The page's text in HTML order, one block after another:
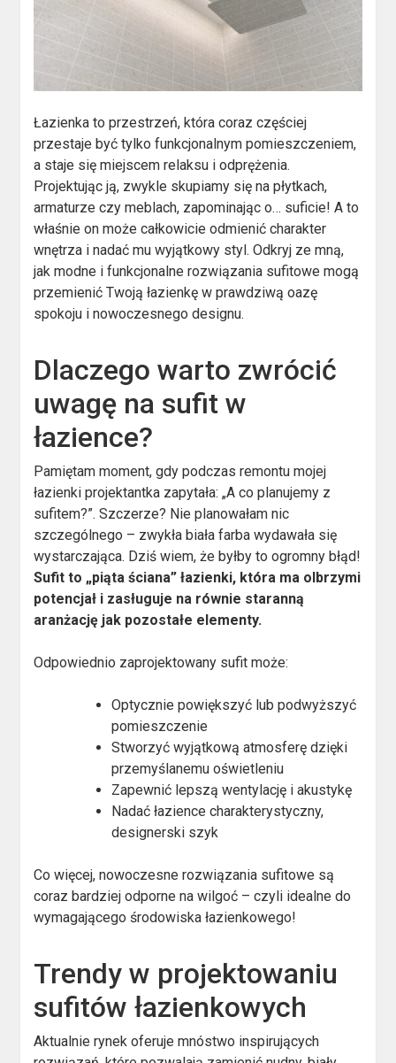
Łazienka to przestrzeń, która coraz częściej
przestaje być tylko funkcjonalnym pomieszczeniem,
a staje się miejscem relaksu i odprężenia.
Projektując ją, zwykle skupiamy się na płytkach,
armaturze czy meblach, zapominając o… suficie! A to
właśnie on może całkowicie odmienić charakter
wnętrza i nadać mu wyjątkowy styl. Odkryj ze mną,
jak modne i funkcjonalne rozwiązania sufitowe mogą
przemienić Twoją łazienkę w prawdziwą oazę
spokoju i nowoczesnego designu.
Dlaczego warto zwrócić
uwagę na sufit w
łazience?
Pamiętam moment, gdy podczas remontu mojej
łazienki projektantka zapytała: „A co planujemy z
sufitem?”. Szczerze? Nie planowałam nic
szczególnego – zwykła biała farba wydawała się
wystarczająca. Dziś wiem, że byłby to ogromny błąd!
Sufit to „piąta ściana” łazienki, która ma olbrzymi
potencjał i zasługuje na równie staranną
aranżację jak pozostałe elementy.
Odpowiednio zaprojektowany sufit może:
Optycznie powiększyć lub podwyższyć
pomieszczenie
Stworzyć wyjątkową atmosferę dzięki
przemyślanemu oświetleniu
Zapewnić lepszą wentylację i akustykę
Nadać łazience charakterystyczny,
designerski szyk
Co więcej, nowoczesne rozwiązania sufitowe są
coraz bardziej odporne na wilgoć – czyli idealne do
wymagającego środowiska łazienkowego!
Trendy w projektowaniu
sufitów łazienkowych
Aktualnie rynek oferuje mnóstwo inspirujących